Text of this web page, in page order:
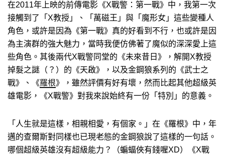
在2011年上映的前傳電影《X戰警：第一戰》中，我第一次
接觸到了「X教授」、「萬磁王」與「魔形女」這些變種人
角色，或許是因為《第一戰》真的好看到不行，也或許是因
為主演群的強大魅力，當時我便仿佛著了魔似的深深愛上這
些角色。其後兩代X戰警同堂的《未來昔日》，解開X教授
掉髮之謎（？）的《天啟》，以及金鋼狼系列的《武士之
戰》、《羅根》，雖然評價有好有壞，然而比起其他超級英
雄電影，《X戰警》對我來說始終有一份「特別」的意義。
「人生就是這樣，相親相愛，有個家。」在《羅根》中，年
邁的查爾斯對同樣也已現老態的金鋼狼說了這樣的一句話。
哪個超級英雄沒有超級能力？（蝙蝠俠有錢喔XD）《X戰